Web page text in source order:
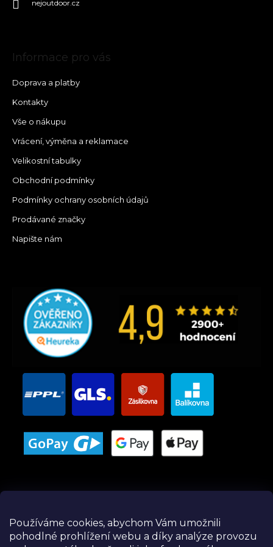
Používáme cookies, abychom Vám umožnili
pohodlné prohlížení webu a díky analýze provozu
nejoutdoor.cz
Informace pro vás
Doprava a platby
Kontakty
Vše o nákupu
Vrácení, výměna a reklamace
Velikostní tabulky
Obchodní podmínky
Podmínky ochrany osobních údajů
Prodávané značky
Napište nám
Instagram